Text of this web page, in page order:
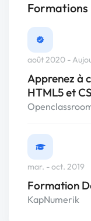
Formations
août 2020 -
Apprenez à
HTML5 et
mar. - oct. 2019
Formation
KapNumerik